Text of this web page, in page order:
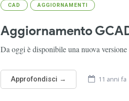
CAD AGGIORNAMENTI
Aggiornamento
Da oggi è disponibile una nuova
Approfondisci → 11 anni fa